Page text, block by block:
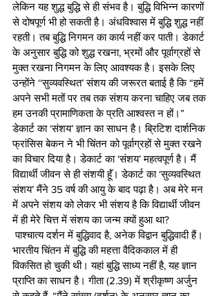
लेकिन यह शुद्ध बुद्धि से ही संभव है। बुद्धि विभिन्न कारणों
से दोषपूर्ण भी हो सकती है। अंधविश्वास में बुद्धि शुद्ध नहीं
रहती। तब बुद्धि निगमन का कार्य नहीं कर पाती। डेकार्ट
के अनुसार बुद्धि को शुद्ध रखना, भ्रमों और पूर्वाग्रहों से
मुक्त रखना निगमन के लिए आवश्यक है। इसके लिए
उन्होंने ‘‘सुव्यवस्थित’ संशय की जरूरत बताई है कि “हमें
अपने सभी मतों पर तब तक संशय करना चाहिए जब तक
हम उनकी प्रामाणिकता के प्रति आश्वस्त न हों।”
डेकार्ट का ‘संशय’ ज्ञान का साधन है। ब्रिटिश दार्शनिक
फ्रांसिस बेकन ने भी चिंतन को पूर्वाग्रहों से मुक्त रखने
का विचार दिया है। डेकार्ट का ‘संशय’ महत्वपूर्ण है। मैं
विद्यार्थी जीवन से ही संशयी हॅूं। डेकार्ट का ‘सुव्यवस्थित
संशय’ मैंने 35 वर्ष की आयु के बाद पढ़ा है। अब मेरे मन
में अपने संशय को लेकर भी संशय है कि विद्यार्थी जीवन
में ही मेरे चित्त में संशय का जन्म क्यों हुआ था?
पाश्चात्य दर्शन में बुद्धिवाद है, अनेक विद्वान बुद्धिवादी हैं।
भारतीय चिंतन में बुद्धि की महत्ता वैदिककाल में ही
विकसित हो चुकी थी। यहां बुद्धि साध्य नहीं है, यह ज्ञान
प्राप्ति का साधन है। गीता (2.39) में श्रीकृष्ण अर्जुन